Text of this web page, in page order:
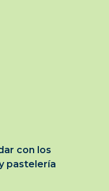
con los
pastelería